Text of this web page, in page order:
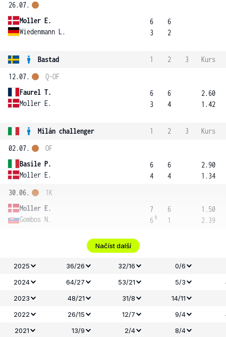
26.07.
Moller E.
Wiedenmann L.
6
3
6
2
Bastad 1 2 3
Kurs
12.07.
Faurel T.
Moller E.
Q-OF
6
3
6
4
2.60
1.42
Milán challenger 1 2 3
Kurs
02.07.
Basile P.
Moller E.
OF
6
4
6
4
2.90
1.34
30.06.
Moller E.
Gombos N.
1K
7
6 9
6
1
1.50
2.39
Načíst další
2025 36/26 32/16
0/6
2024
64/27 53/21 5/3
2023
48/21 31/8
14/11
2022
26/15 12/7 9/4
2021
13/9 2/4
8/4